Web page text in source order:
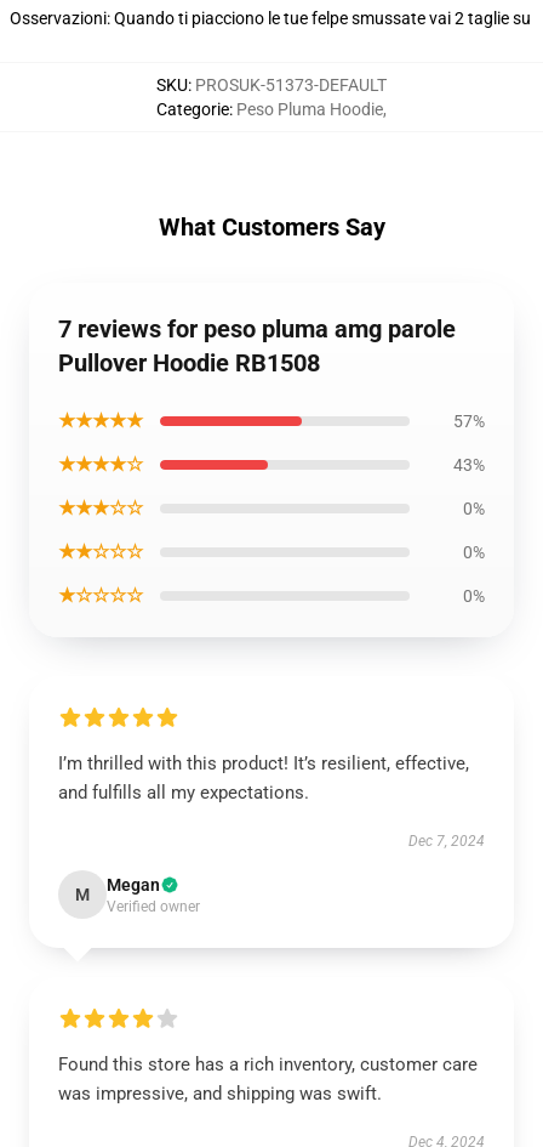
Osservazioni: Quando ti piacciono le tue felpe smussate vai 2 taglie su
SKU: PROSUK-51373-DEFAULT
Categorie: Peso Pluma Hoodie,
What Customers Say
7 reviews for peso pluma amg parole
Pullover Hoodie RB1508
★★★★★ 57%
★★★★☆ 43%
★★★☆☆ 0%
★★☆☆☆ 0%
★☆☆☆☆ 0%
I’m thrilled with this product! It’s resilient, effective,
and fulfills all my expectations.
Dec 7, 2024
M Megan
Verified owner
Found this store has a rich inventory, customer care
was impressive, and shipping was swift.
Dec 4, 2024